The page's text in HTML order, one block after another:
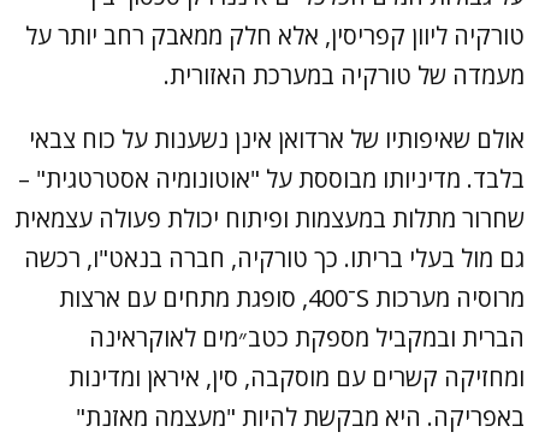
טורקיה ליוון קפריסין, אלא חלק ממאבק רחב יותר על
מעמדה של טורקיה במערכת האזורית.
אולם שאיפותיו של ארדואן אינן נשענות על כוח צבאי
בלבד. מדיניותו מבוססת על "אוטונומיה אסטרטגית" –
שחרור מתלות במעצמות ופיתוח יכולת פעולה עצמאית
גם מול בעלי בריתו. כך טורקיה, חברה בנאט"ו, רכשה
מרוסיה מערכות S־400, סופגת מתחים עם ארצות
הברית ובמקביל מספקת כטב״מים לאוקראינה
ומחזיקה קשרים עם מוסקבה, סין, איראן ומדינות
באפריקה. היא מבקשת להיות "מעצמה מאזנת"